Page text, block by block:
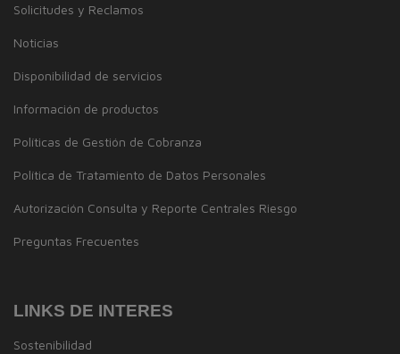
Solicitudes y Reclamos
Noticias
Disponibilidad de servicios
Información de productos
Políticas de Gestión de Cobranza
Política de Tratamiento de Datos Personales
Autorización Consulta y Reporte Centrales Riesgo
Preguntas Frecuentes
LINKS DE INTERES
Sostenibilidad